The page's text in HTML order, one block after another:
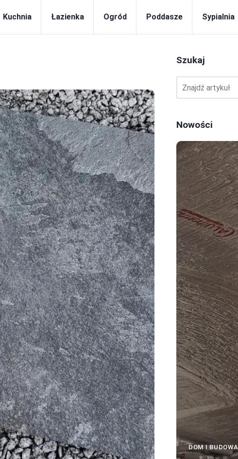
Kuchnia Łazienka Ogród Poddasze Sypialnia
Szukaj
Nowości
DOM I BUDOWA